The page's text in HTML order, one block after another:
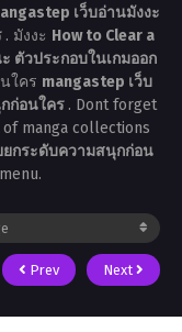
เว็บอ่านมังงะ
. มังงะ How to Clear a
ตัวประกอบในเกมออก
ใคร mangastep เว็บ
ก่อนใคร . Dont forget
manga collections
ยกระดับความสนุกก่อน
Prev Next